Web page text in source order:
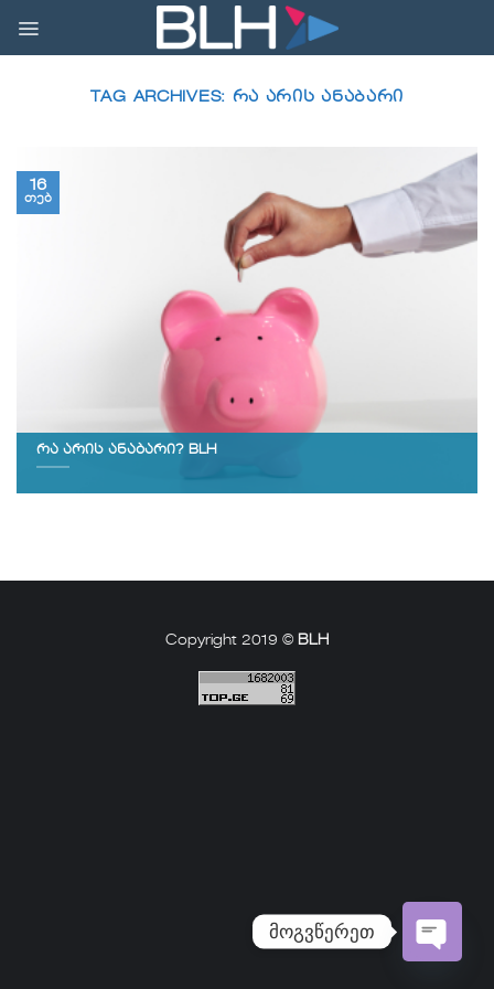
content
TAG ARCHIVES: ᲠᲐ ᲐᲠᲘᲡ ᲐᲜᲐᲑᲐᲠᲘ
რა არის ანაბარი? BLH
16
თებ
Copyright 2019 © BLH
მოგვწერეთ